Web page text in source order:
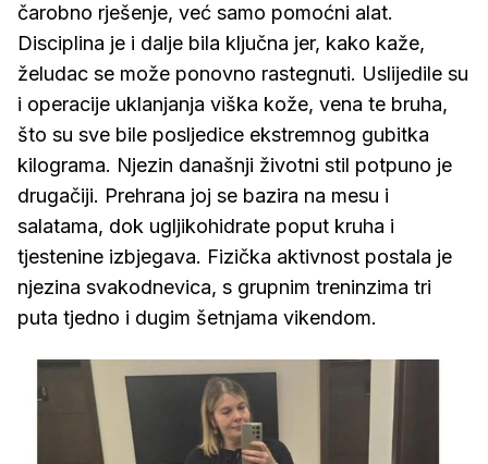
čarobno rješenje, već samo pomoćni alat.
Disciplina je i dalje bila ključna jer, kako kaže,
želudac se može ponovno rastegnuti. Uslijedile su
i operacije uklanjanja viška kože, vena te bruha,
što su sve bile posljedice ekstremnog gubitka
kilograma. Njezin današnji životni stil potpuno je
drugačiji. Prehrana joj se bazira na mesu i
salatama, dok ugljikohidrate poput kruha i
tjestenine izbjegava. Fizička aktivnost postala je
njezina svakodnevica, s grupnim treninzima tri
puta tjedno i dugim šetnjama vikendom.